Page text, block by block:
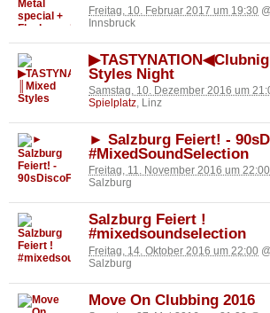
Freitag, 10. Februar 2017 um 19:30 @
Innsbruck
Styles Night
Samstag, 10. Dezember 2016 um
Spielplatz, Linz
► Salzburg Feiert! -
#MixedSoundSelection
Freitag, 11. November 2016 um 22:00
Salzburg
Salzburg Feiert !
#mixedsoundselection
Freitag, 14. Oktober 2016 um 22:00 @
Salzburg
Move On Clubbing 2016